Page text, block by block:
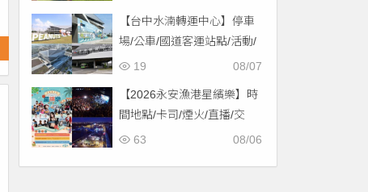
【台中水湳轉運中心】停車
場/公車/國道客運站點/活動/
交通，啟用免費停車！ 08/07
19
【2026永安漁港星繽樂】時
間地點/卡司/煙火/直播/交
通，免費入場！
08/06
63